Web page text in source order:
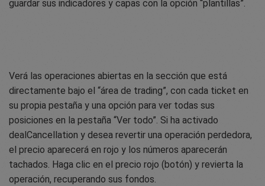
guardar sus indicadores y capas con la opción “plantillas”.
Verá las operaciones abiertas en la sección que está
directamente bajo el “área de trading”, con cada ticket en
su propia pestaña y una opción para ver todas sus
posiciones en la pestaña “Ver todo”. Si ha activado
dealCancellation y desea revertir una operación perdedora,
el precio aparecerá en rojo y los números aparecerán
tachados. Haga clic en el precio rojo (botón) y revierta la
operación, recuperando sus fondos.